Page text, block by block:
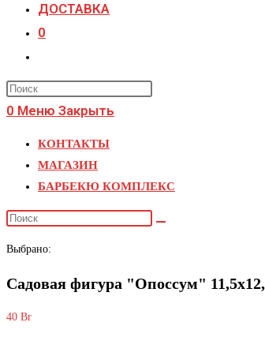
ДОСТАВКА
0
поиск
сайту
search
0 Меню Закрыть
КОНТАКТЫ
МАГАЗИН
БАРБЕКЮ КОМПЛЕКС
Поиск
сайте
Выбрано:
Садовая фигура "Опоссум"
40 Br